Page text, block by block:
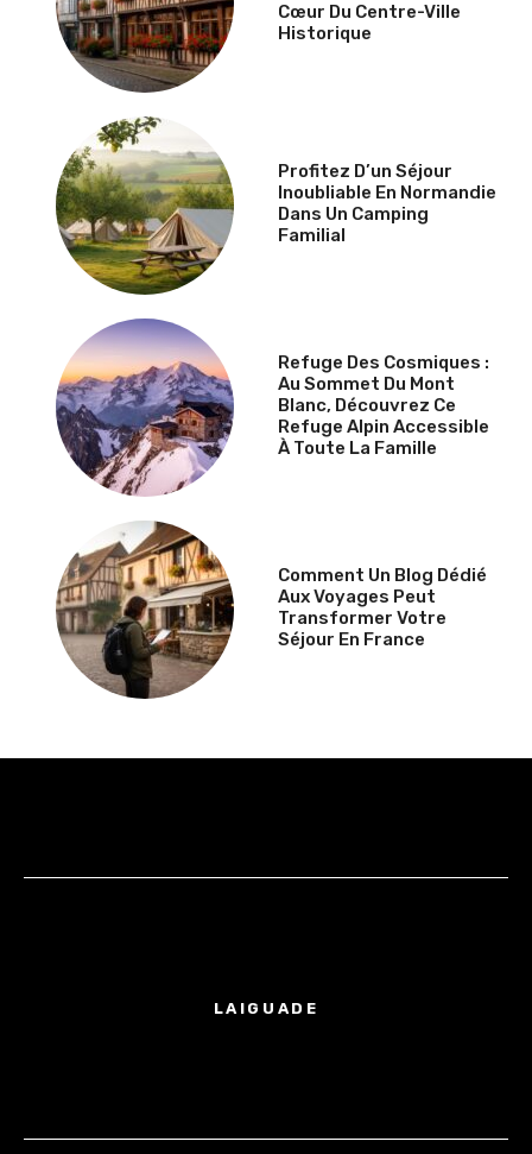
Cœur Du Centre-Ville
Historique
Profitez D’un Séjour
Inoubliable En Normandie
Dans Un Camping
Familial
Refuge Des Cosmiques :
Au Sommet Du Mont
Blanc, Découvrez Ce
Refuge Alpin Accessible
À Toute La Famille
Comment Un Blog Dédié
Aux Voyages Peut
Transformer Votre
Séjour En France
LAIGUADE